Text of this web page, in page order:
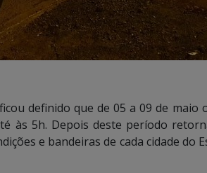
definido que de 05 a 09 de maio
às 5h. Depois deste período
e bandeiras de cada cidade do